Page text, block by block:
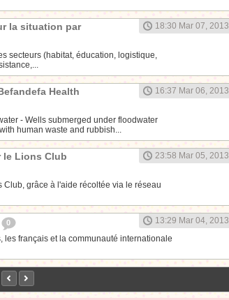
la situation par
18:30 Mar 07, 2013
secteurs (habitat, éducation, logistique,
Health
16:37 Mar 06, 2013
- Wells submerged under floodwater
human waste and rubbish...
le Lions Club 23:58 Mar 05, 2013
grâce à l'aide récoltée via le réseau
0
13:29 Mar 04, 2013
les français et la communauté internationale